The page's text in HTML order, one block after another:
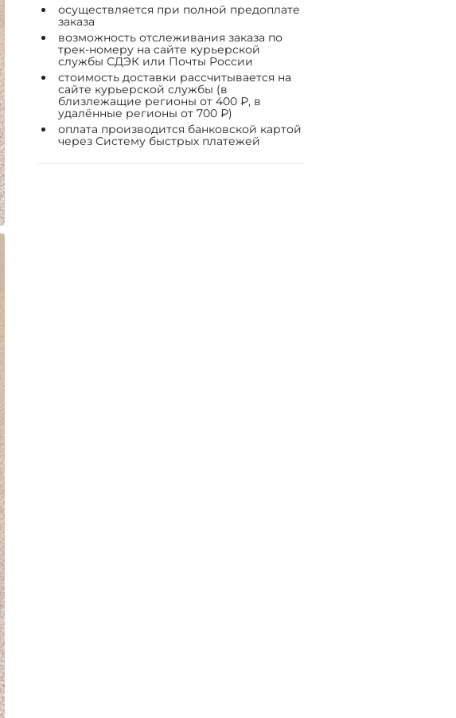
осуществляется при полной предоплате
заказа
возможность отслеживания заказа по
трек-номеру на сайте курьерской
службы СДЭК или Почты России
стоимость доставки рассчитывается на
сайте курьерской службы (в
близлежащие регионы от 400 ₽, в
удалённые регионы от 700 ₽)
оплата производится банковской картой
через Систему быстрых платежей